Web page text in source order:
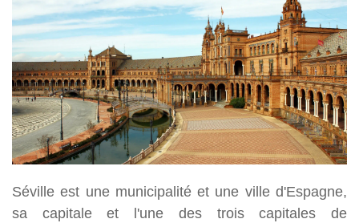
Séville est une municipalité et une ville d'Espagne,
sa capitale et l'une des trois capitales de